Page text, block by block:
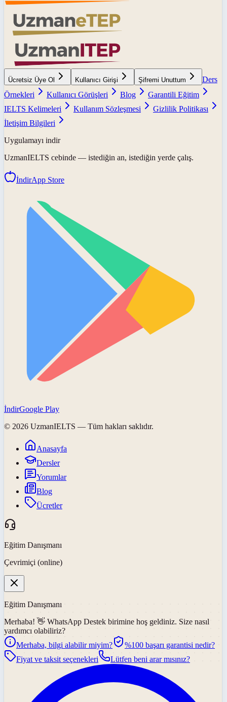
Ücretsiz Üye Ol Kullanıcı Girişi Şifremi Unuttum
Ders
Örnekleri
Kullanıcı Görüşleri Blog
Garantili Eğitim
IELTS Kelimeleri
Kullanım Sözleşmesi
Gizlilik Politikası
İletişim Bilgileri
Uygulamayı indir
UzmanIELTS cebinde — istediğin an, istediğin yerde çalış.
İndirApp Store
İndirGoogle Play
© 2026 UzmanIELTS — Tüm hakları saklıdır.
Anasayfa
Dersler
Yorumlar
Blog
Ücretler
Eğitim Danışmanı
Çevrimiçi (online)
Eğitim Danışmanı
Merhaba! 👋 WhatsApp Destek birimine hoş geldiniz. Size nasıl
yardımcı olabiliriz?
Merhaba, bilgi alabilir miyim?
%100 başarı garantisi nedir?
Fiyat ve taksit seçenekleri
Lütfen beni arar mısınız?